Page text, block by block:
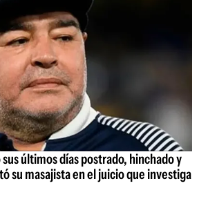
últimos días postrado, hinchado y
su masajista en el juicio que investiga